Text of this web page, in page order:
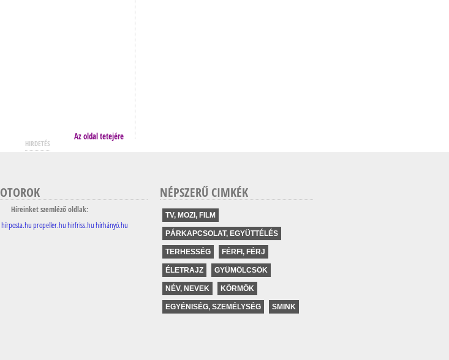
Az oldal tetejére
HIRDETÉS
Híreinket szemléző oldlak:
hírposta.hupropeller.huhirfriss.huhírhányó.hu
NÉPSZERŰ CIMKÉK
TV, MOZI, FILM
PÁRKAPCSOLAT, EGYÜTTÉLÉS
TERHESSÉG FÉRFI, FÉRJ
ÉLETRAJZ GYÜMÖLCSÖK
NÉV, NEVEK KÖRMÖK
EGYÉNISÉG, SZEMÉLYSÉG SMINK